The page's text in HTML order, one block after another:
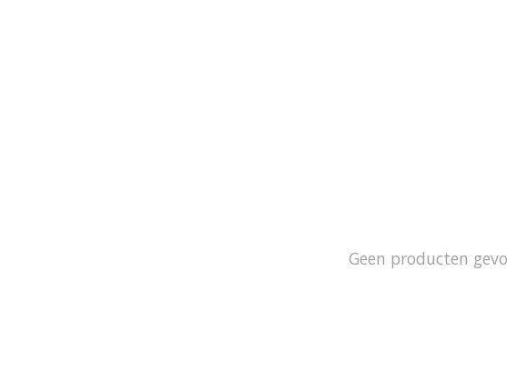
Geen producten